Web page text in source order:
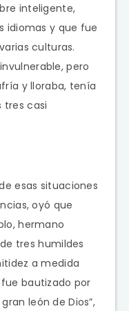
inteligente,
idiomas y que fue
culturas.
pero
y lloraba, tenía
tres casi
esas situaciones
oyó que
hermano
tres humildes
a medida
bautizado por
león de Dios”,